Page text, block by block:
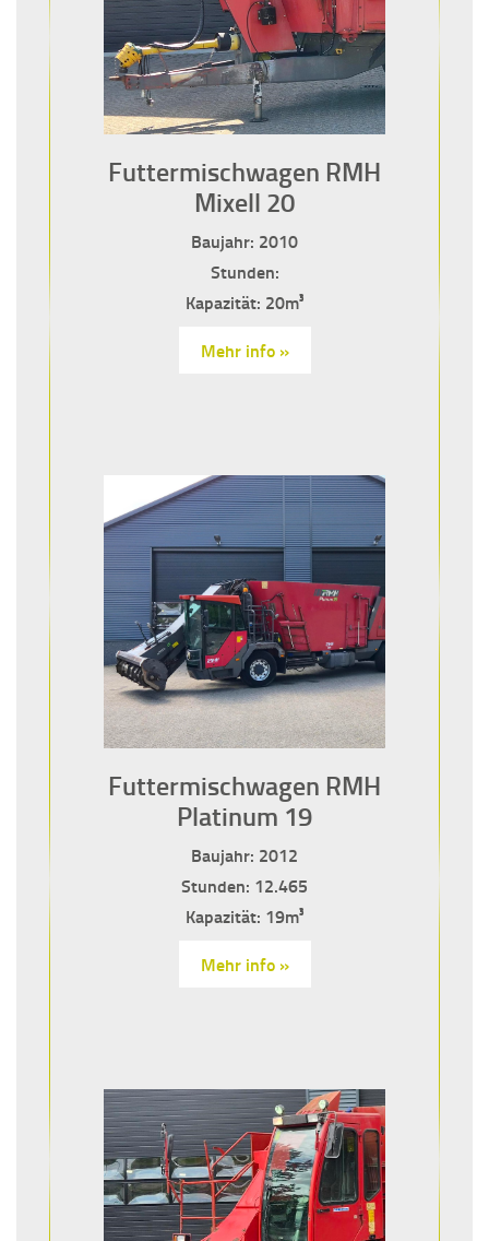
Futtermischwagen RMH
Mixell 20
Baujahr: 2010
Stunden:
Kapazität: 20m³
Mehr info »
Futtermischwagen RMH
Platinum 19
Baujahr: 2012
Stunden: 12.465
Kapazität: 19m³
Mehr info »